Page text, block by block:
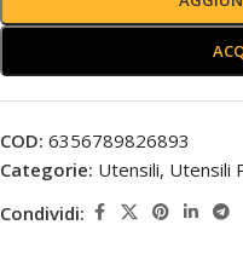
COD: 6356789826893
Categorie: Utensili, Utensili
Condividi: